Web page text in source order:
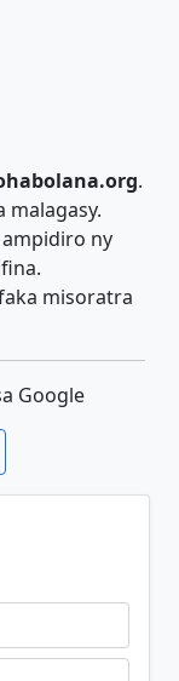
.
malagasy.
ny
misoratra
Google